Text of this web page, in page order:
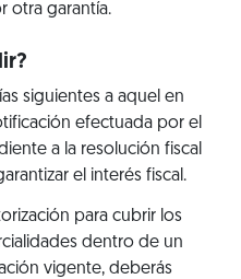
otra garantía.
siguientes a aquel en
efectuada por el
a la resolución fiscal
el interés fiscal.
para cubrir los
dentro de un
vigente, deberás